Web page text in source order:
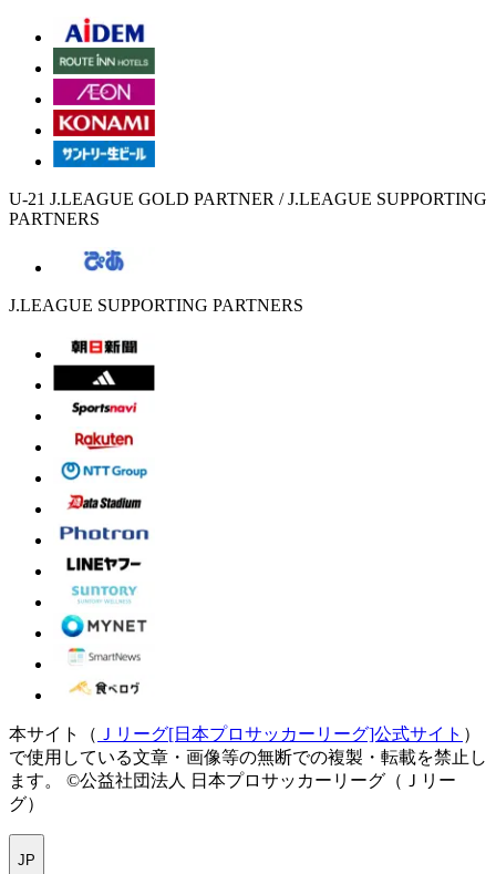
U-21 J.LEAGUE GOLD PARTNER / J.LEAGUE SUPPORTING
PARTNERS
J.LEAGUE SUPPORTING PARTNERS
本サイト（ Ｊリーグ[日本プロサッカーリーグ]公式サイト ）
で使用している文章・画像等の無断での複製・転載を禁止し
ます。
©公益社団法人 日本プロサッカーリーグ（Ｊリー
グ）
JP